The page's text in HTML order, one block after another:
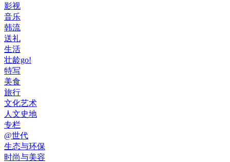
影视
音乐
韩流
送礼
生活
壮龄go!
特写
美食
旅行
文化艺术
人文史地
专栏
@世代
生态与环保
时尚与美容